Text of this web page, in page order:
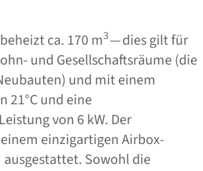
ca. 170 m3— dies gilt für
und Gesellschaftsräume (die
und mit einem
21°C und eine
von 6 kW. Der
einzigartigen Airbox-
Sowohl die